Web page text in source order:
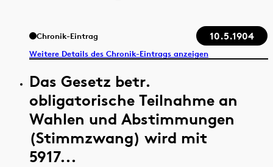
Chronik-Eintrag 10.5.1904
Weitere Details des Chronik-Eintrags anzeigen
Das Gesetz betr.
obligatorische Teilnahme an
Wahlen und Abstimmungen
(Stimmzwang) wird mit
5917...